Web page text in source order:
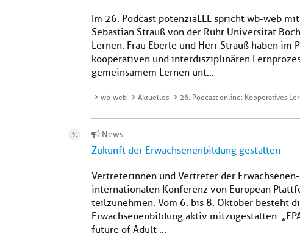
Im 26. Podcast potenziaLLL spricht wb-web
Sebastian Strauß von der Ruhr Universität
Lernen. Frau Eberle und Herr Strauß haben
kooperativen und interdisziplinären
gemeinsamem Lernen unt...
wb-web Aktuelles 26. Podcast online: Kooperatives
News
Zukunft der Erwachsenenbildung gestalten
Vertreterinnen und Vertreter der
internationalen Konferenz von European
teilzunehmen. Vom 6. bis 8. Oktober besteht
Erwachsenenbildung aktiv mitzugestalten.
future of Adult ...